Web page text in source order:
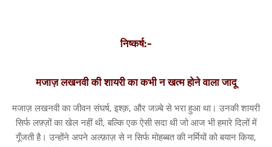
निष्कर्ष:-
मजाज़ लखनवी की शायरी का कभी न खत्म होने वाला जादू
मजाज़ लखनवी का जीवन संघर्ष, इश्क़, और जज़्बे से भरा हुआ था। उनकी शायरी
सिर्फ लफ़्ज़ों का खेल नहीं थी, बल्कि एक ऐसी सदा थी जो आज भी हमारे दिलों में
गूँजती है। उन्होंने अपने अल्फ़ाज़ से न सिर्फ मोहब्बत की नर्मियों को बयान किया,